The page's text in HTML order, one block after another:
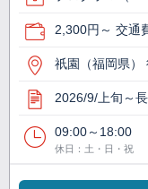
2,300円～ 交通
祇園（福岡県）
2026/9/上旬～
09:00～18:00
休日：土・日・祝